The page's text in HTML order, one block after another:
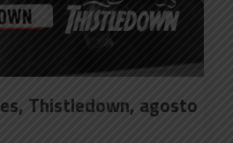
Thistledown, agosto